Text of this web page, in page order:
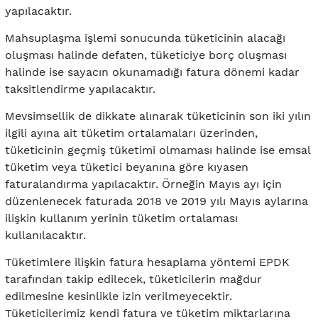
yapılacaktır.
Mahsuplaşma işlemi sonucunda tüketicinin alacağı
oluşması halinde defaten, tüketiciye borç oluşması
halinde ise sayacın okunamadığı fatura dönemi kadar
taksitlendirme yapılacaktır.
Mevsimsellik de dikkate alınarak tüketicinin son iki yılın
ilgili ayına ait tüketim ortalamaları üzerinden,
tüketicinin geçmiş tüketimi olmaması halinde ise emsal
tüketim veya tüketici beyanına göre kıyasen
faturalandırma yapılacaktır. Örneğin Mayıs ayı için
düzenlenecek faturada 2018 ve 2019 yılı Mayıs aylarına
ilişkin kullanım yerinin tüketim ortalaması
kullanılacaktır.
Tüketimlere ilişkin fatura hesaplama yöntemi EPDK
tarafından takip edilecek, tüketicilerin mağdur
edilmesine kesinlikle izin verilmeyecektir.
Tüketicilerimiz kendi fatura ve tüketim miktarlarına